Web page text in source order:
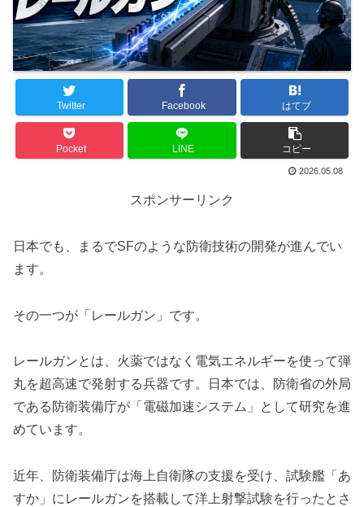
Twitter Facebook はてブ
Pocket LINE コピー
2026.05.08
スポンサーリンク
日本でも、まるでSFのような防衛技術の開発が進んでい
ます。
その一つが「レールガン」です。
レールガンとは、火薬ではなく電気エネルギーを使って弾
丸を超高速で発射する兵器です。日本では、防衛省の外局
である防衛装備庁が「電磁加速システム」として研究を進
めています。
近年、防衛装備庁は海上自衛隊の支援を受け、試験艦「あ
すか」にレールガンを搭載して洋上射撃試験を行ったとさ